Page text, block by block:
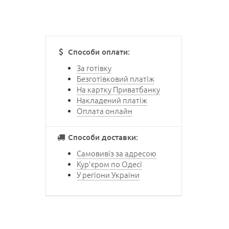
Способи оплати:
За готівку
Безготівковий платіж
На картку Приватбанку
Накладений платіж
Оплата онлайн
Способи доставки:
Самовивіз за адресою
Кур'єром по Одесі
У регіони України